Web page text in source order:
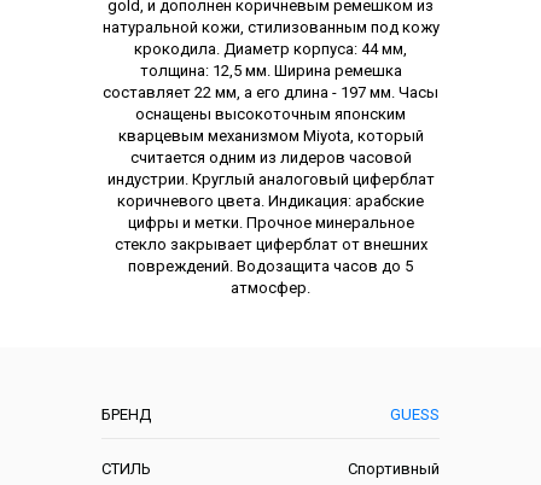
БРЕНД GUESS
СТИЛЬ Спортивный
gold, и дополнен коричневым ремешком из
натуральной кожи, стилизованным под кожу
крокодила. Диаметр корпуса: 44 мм,
толщина: 12,5 мм. Ширина ремешка
составляет 22 мм, а его длина - 197 мм. Часы
оснащены высокоточным японским
кварцевым механизмом Miyota, который
считается одним из лидеров часовой
индустрии. Круглый аналоговый циферблат
коричневого цвета. Индикация: арабские
цифры и метки. Прочное минеральное
стекло закрывает циферблат от внешних
повреждений. Водозащита часов до 5
атмосфер.